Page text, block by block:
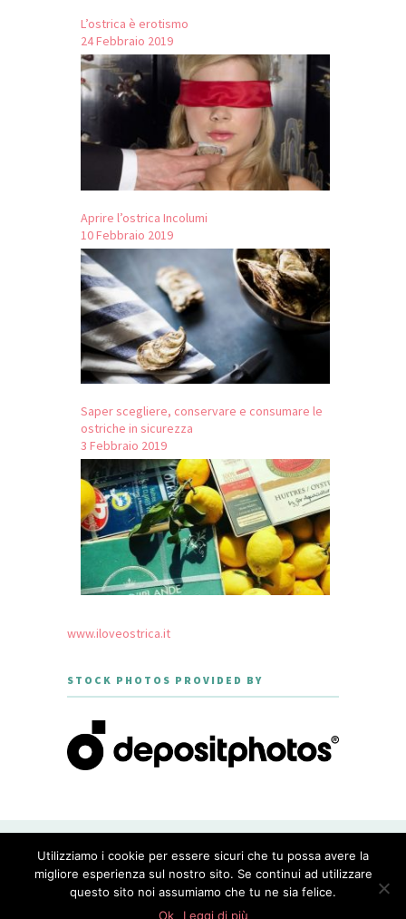
L’ostrica è erotismo
24 Febbraio 2019
Aprire l’ostrica Incolumi
10 Febbraio 2019
Saper scegliere, conservare e consumare le
ostriche in sicurezza
3 Febbraio 2019
www.iloveostrica.it
STOCK PHOTOS PROVIDED BY
GOURMET - THEME DESIGNED BY
MERIDIANTHEMES
Utilizziamo i cookie per essere sicuri che tu possa avere la
migliore esperienza sul nostro sito. Se continui ad utilizzare
questo sito noi assumiamo che tu ne sia felice.
Ok
Leggi di più